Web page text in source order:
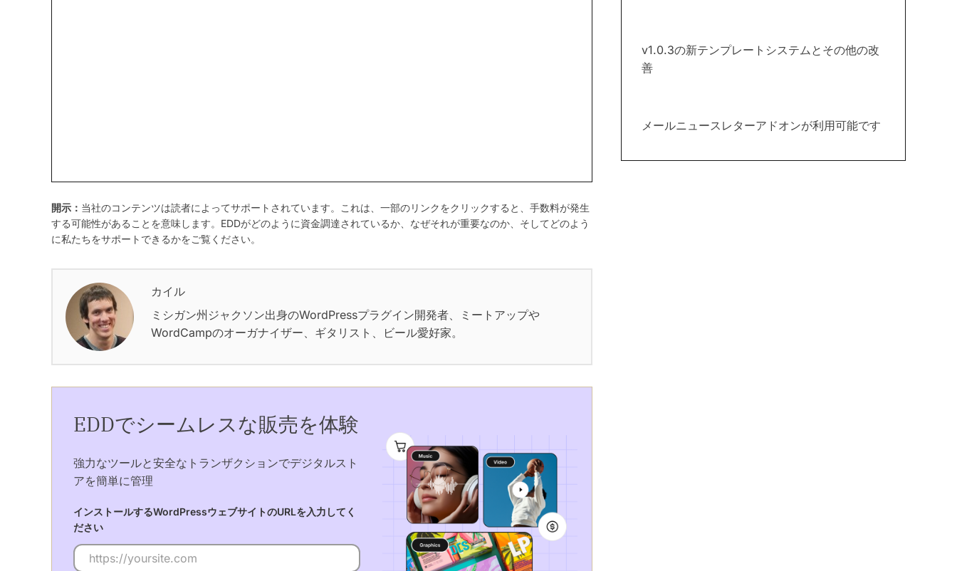
v1.0.3の新テンプレートシステムとその他の改
善
メールニュースレターアドオンが利用可能です
開示： 当社のコンテンツは読者によってサポートされています。これは、一部のリンクをクリックすると、手数料が発生
する可能性があることを意味します。EDDがどのように資金調達されているか、なぜそれが重要なのか、そしてどのよう
に私たちをサポートできるかをご覧ください。
カイル
ミシガン州ジャクソン出身のWordPressプラグイン開発者、ミートアップや
WordCampのオーガナイザー、ギタリスト、ビール愛好家。
EDDでシームレスな販売を体験
強力なツールと安全なトランザクションでデジタルスト
アを簡単に管理
インストールするWordPressウェブサイトのURLを入力してく
ださい